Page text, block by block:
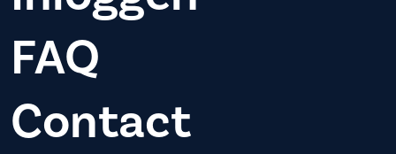
FAQ
Contact